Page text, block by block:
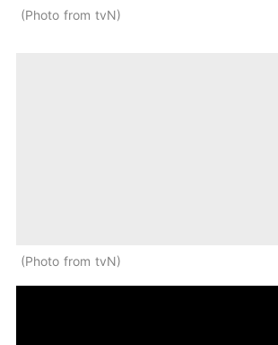
Photo from tvN
Photo from tvN